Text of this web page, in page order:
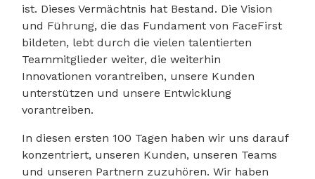
ist. Dieses Vermächtnis hat Bestand. Die Vision
und Führung, die das Fundament von FaceFirst
bildeten, lebt durch die vielen talentierten
Teammitglieder weiter, die weiterhin
Innovationen vorantreiben, unsere Kunden
unterstützen und unsere Entwicklung
vorantreiben.
In diesen ersten 100 Tagen haben wir uns darauf
konzentriert, unseren Kunden, unseren Teams
und unseren Partnern zuzuhören. Wir haben